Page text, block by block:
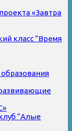
«Завтра
класс “Время
“Алые